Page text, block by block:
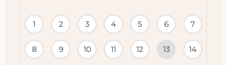
KALENDÁR
PODUJATÍ
1 2 3 4 5 6 7
8 9 10 11 12 13 14